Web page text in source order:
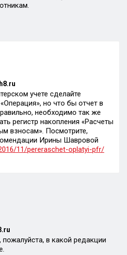
учете сделайте
но что бы отчет в
необходимо так же
регистр накопления «Расчеты
взносам». Посмотрите,
Ирины Шавровой
11/pereraschet-oplatyi-pfr/
в какой редакции